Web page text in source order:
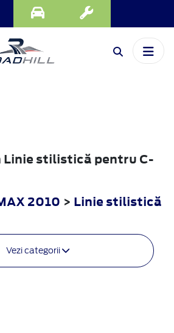
Linie stilistică pentru C-
2010 > Linie stilistică
Vezi categorii